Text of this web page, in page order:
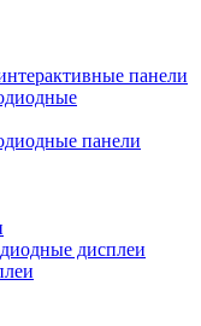
панели
панели
дисплеи